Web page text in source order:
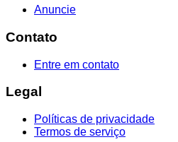
Anuncie
Contato
Entre em contato
Legal
Políticas de privacidade
Termos de serviço